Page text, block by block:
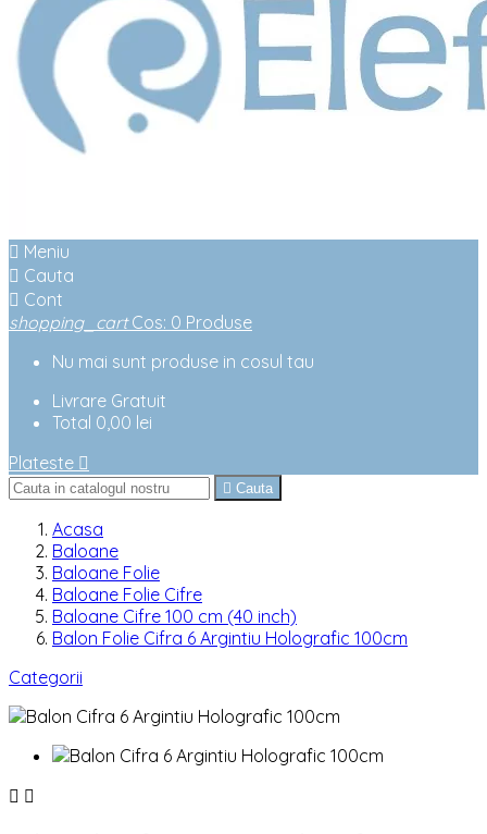
 Meniu
 Cauta
 Cont
shopping_cart Cos: 0 Produse
Nu mai sunt produse in cosul tau
Livrare Gratuit
Total 0,00 lei
Plateste 
 Cauta
Acasa
Baloane
Baloane Folie
Baloane Folie Cifre
Baloane Cifre 100 cm (40 inch)
Balon Folie Cifra 6 Argintiu Holografic 100cm
Categorii
 